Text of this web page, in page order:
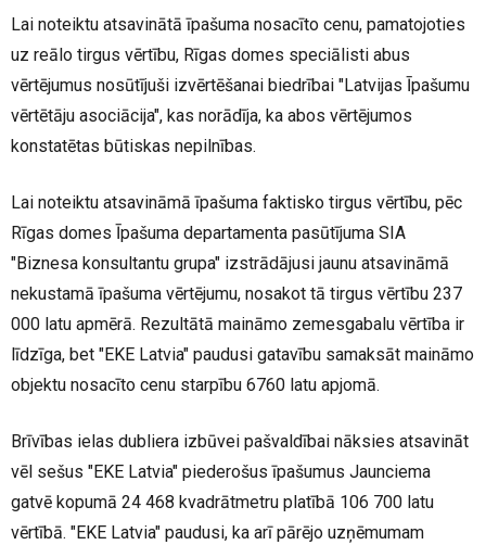
Lai noteiktu atsavinātā īpašuma nosacīto cenu, pamatojoties
uz reālo tirgus vērtību, Rīgas domes speciālisti abus
vērtējumus nosūtījuši izvērtēšanai biedrībai "Latvijas Īpašumu
vērtētāju asociācija", kas norādīja, ka abos vērtējumos
konstatētas būtiskas nepilnības.
Lai noteiktu atsavināmā īpašuma faktisko tirgus vērtību, pēc
Rīgas domes Īpašuma departamenta pasūtījuma SIA
"Biznesa konsultantu grupa" izstrādājusi jaunu atsavināmā
nekustamā īpašuma vērtējumu, nosakot tā tirgus vērtību 237
000 latu apmērā. Rezultātā maināmo zemesgabalu vērtība ir
līdzīga, bet "EKE Latvia" paudusi gatavību samaksāt maināmo
objektu nosacīto cenu starpību 6760 latu apjomā.
Brīvības ielas dubliera izbūvei pašvaldībai nāksies atsavināt
vēl sešus "EKE Latvia" piederošus īpašumus Jaunciema
gatvē kopumā 24 468 kvadrātmetru platībā 106 700 latu
vērtībā. "EKE Latvia" paudusi, ka arī pārējo uzņēmumam